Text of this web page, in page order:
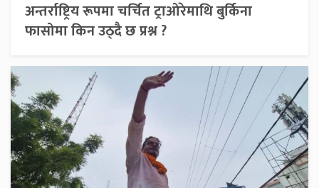
अन्तर्राष्ट्रिय रूपमा चर्चित ट्राओरेमाथि बुर्किना
फासोमा किन उठ्दै छ प्रश्न ?